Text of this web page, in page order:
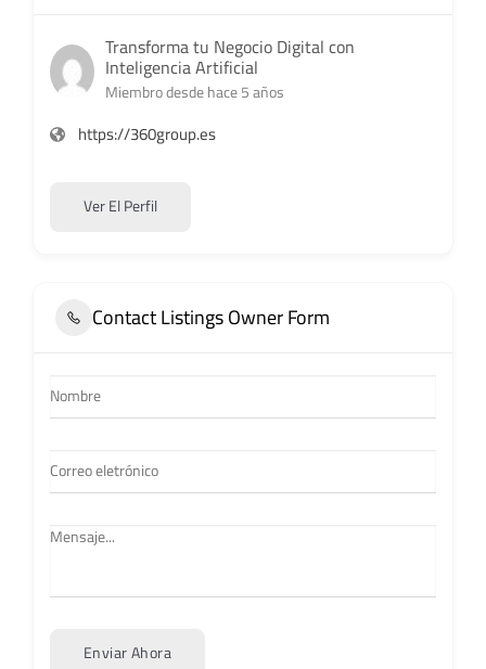
Transforma tu Negocio Digital con
Inteligencia Artificial
Miembro desde hace 5 años
https://360group.es
Ver El Perfil
Contact Listings Owner Form
Enviar Ahora